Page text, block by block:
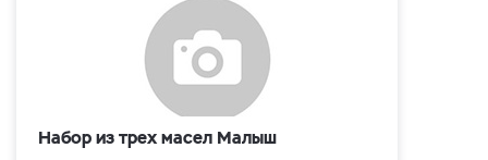
Набор из трех масел Малыш